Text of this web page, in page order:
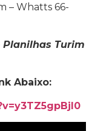
– Whatts 66-
Planilhas Turim
Abaixo: